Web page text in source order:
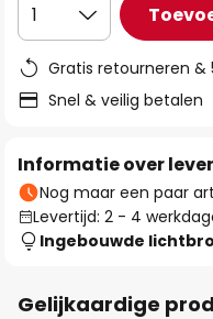
1
Gratis retourneren &
Snel & veilig betalen
Informatie over
Nog maar een paar
Levertijd: 2 - 4
Ingebouwde
Gelijkaardige